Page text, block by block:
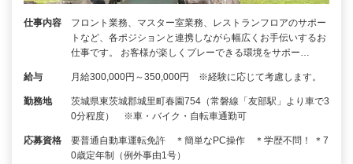
仕事内容
フロント業務、マスター室業務、レストランフロアのサポー
トなど、各ポジションと連携しながら幅広くお手伝いするお
仕事です。 お客様が楽しくプレーできる環境をサポー…
給与 月給300,000円～350,000円 ※経験に応じて考慮します。
勤務地
茨城県東茨城郡城里町春園754（常磐線「友部駅」より車で3
0分程度） ※車・バイク・自転車通勤可
応募資格
要普通自動車運転免許 ＊簡単なPC操作 ＊学歴不問！ ＊7
0歳定年制（例外事由1号）